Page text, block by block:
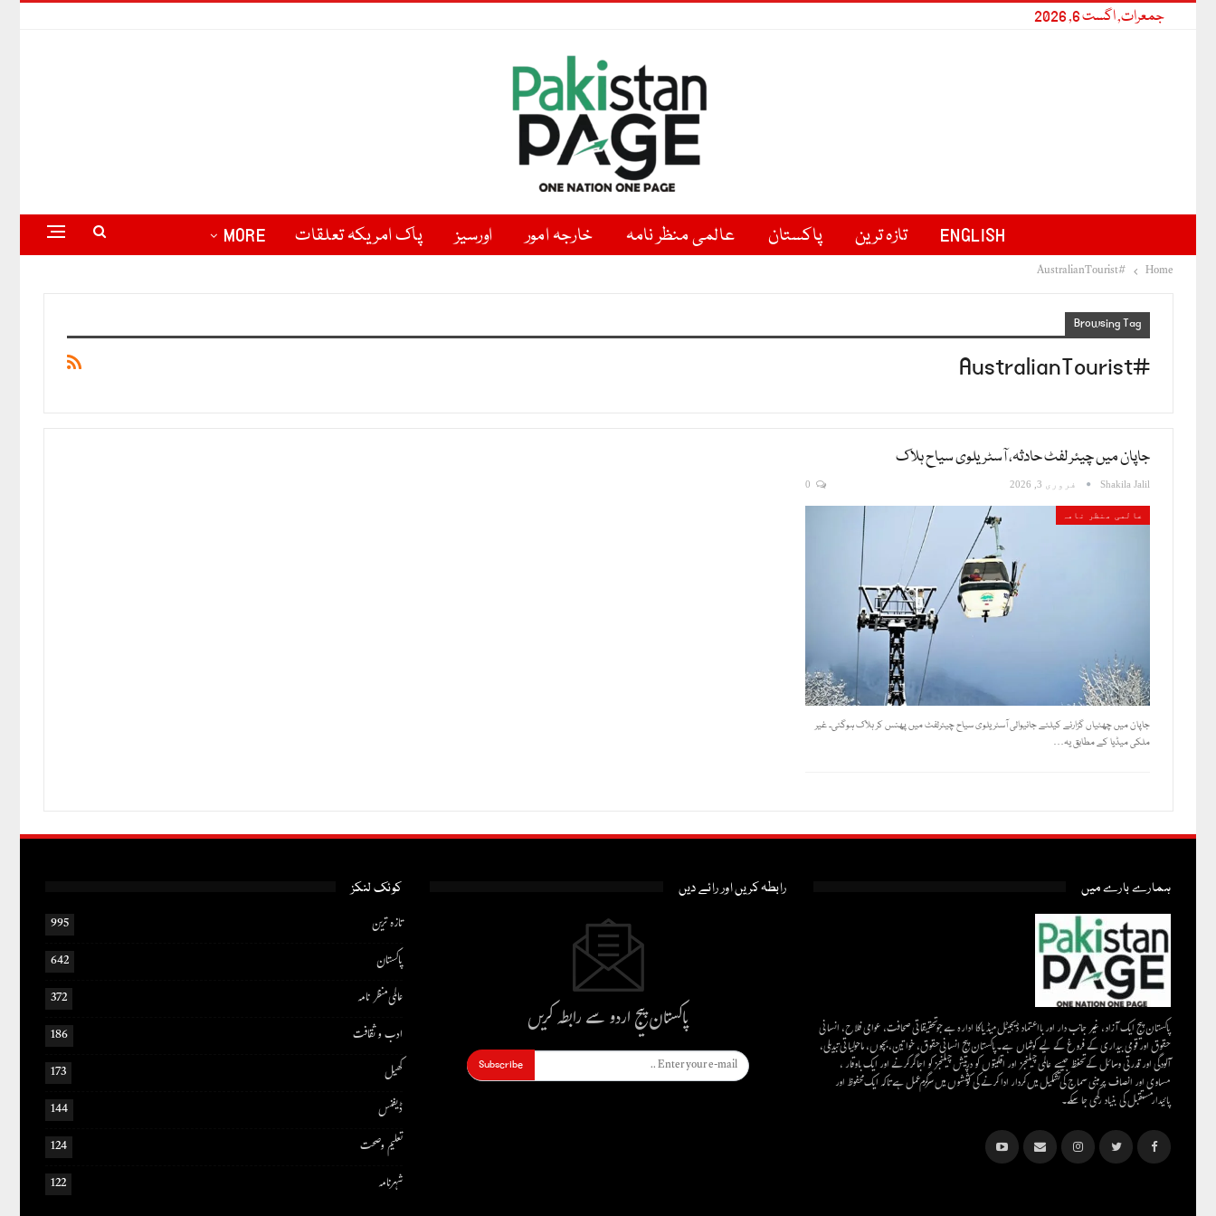
جمعرات, اگست 6, 2026
ENGLISH تازہ ترین پاکستان عالمی منظر نامہ خارجہ امور اورسیز پاک امریکہ تعلقات MORE
Home
#AustralianTourist
Browsing Tag
#AustralianTourist
جاپان میں چیئر لفٹ حادثہ، آسٹریلوی سیاح ہلاک
Shakila Jalil فروری 3, 2026
عالمی منظر نامہ
جاپان میں چھٹیاں گزارنے کیلئے جانیوالی آسٹریلوی سیاح چیئرلفٹ میں پھنس کر ہلاک ہوگئی۔ غیر
ملکی میڈیا کے مطابق یہ…
ہمارے بارے میں
پاکستان پیج ایک آزاد، غیر جانب دار اور بااعتماد ڈیجیٹل میڈیاکا ادارہ ہے جو تحقیقاتی صحافت، عوامی فلاح، انسانی
حقوق اور قومی بیداری کے فروغ کے لیے کوشاں ہے۔پاکستان پیج انسانی حقوق، خواتین، بچوں، ماحولیاتی تبدیلی،
آلودگی اور قدرتی وسائل کے تحفظ جیسے عالمی چیلنجز اور اقلیتوں کو درپیش چیلنجز کو اجاگر کرنے اور ایک باوقار ،
مساوی اور انصاف پر مبنی سماج کی تشکیل میں کردار ادا کرنے کی کوششوں میں سرگرم عمل ہےتاکہ ایک محفوظ اور
پائیدار مستقبل کی بنیاد رکھی جا سکے۔
رابطہ کریں اور رائے دیں
پاکستان پیج اردو سے رابطہ کریں
Subscribe
کوئک لنکز
تازہ ترین
995
پاکستان
642
عالمی منظر نامہ
372
ادب و ثقافت
186
کھیل
173
ڈیفنس
144
تعلیم و صحت
124
شہرنامہ
122